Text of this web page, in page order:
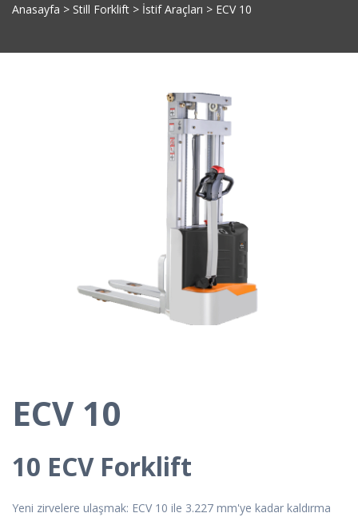
Anasayfa > Still Forklift > İstif Araçları > ECV 10
ECV 10
10 ECV Forklift
Yeni zirvelere ulaşmak: ECV 10 ile 3.227 mm'ye kadar kaldırma